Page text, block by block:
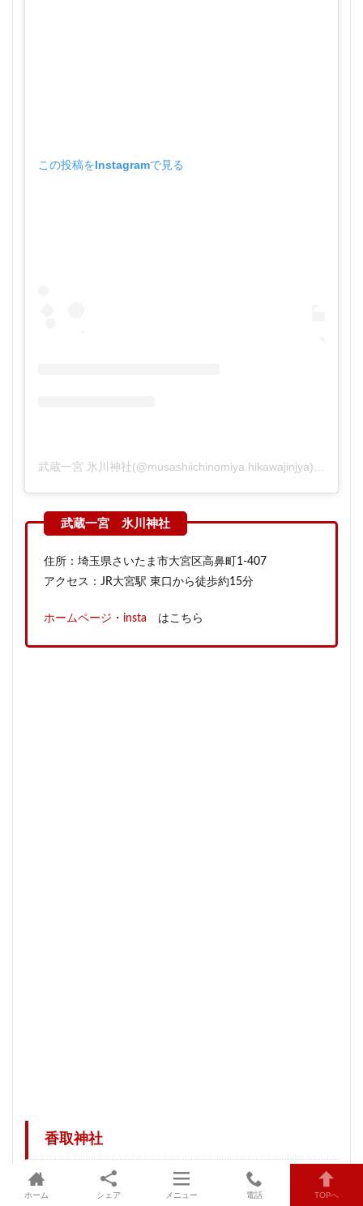
この投稿をInstagramで見る
住所：埼玉県さいたま市大宮区高鼻町1-407
アクセス：JR大宮駅 東口から徒歩約15分
ホームページ ・ insta はこちら
香取神社
12月1日～
ホーム シェア メニュー 電話 TOPへ